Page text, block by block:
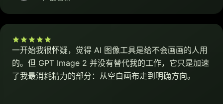
一开始我很怀疑，觉得 AI 图像工具是给不会画画的人用
的。但 GPT Image 2 并没有替代我的工作，它只是加速
了我最消耗精力的部分：从空白画布走到明确方向。